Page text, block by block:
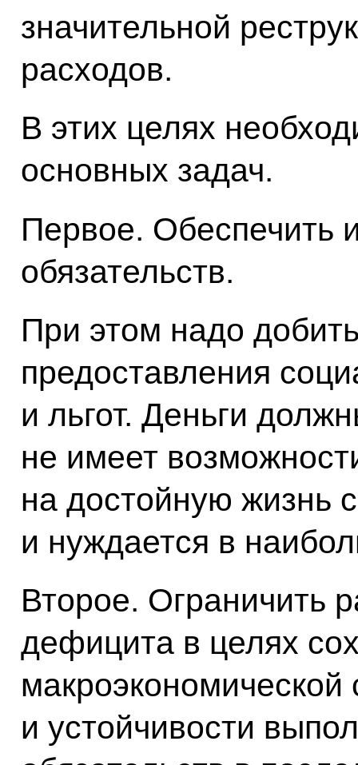
значительной
расходов.
В этих целях
основных задач.
Первое. Обеспечить
обязательств.
При этом надо
предоставления
и льгот. Деньги
не имеет
на достойную жизнь
и нуждается в
Второе. Ограничить
дефицита в целях
макроэкономической
и устойчивости